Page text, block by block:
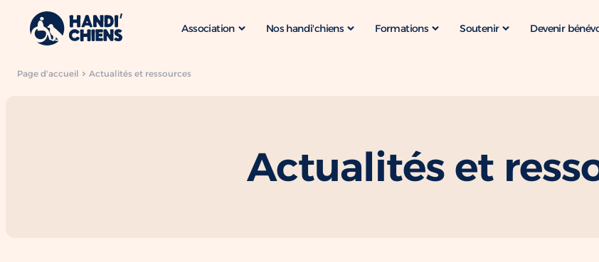
Association Nos handi'chiens Formations Soutenir Devenir
Page d'accueil Actualités et ressources
Actualités et